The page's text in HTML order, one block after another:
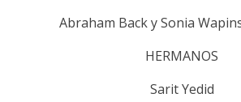
Abraham Back y Sonia
HERMANOS
Sarit Yedid